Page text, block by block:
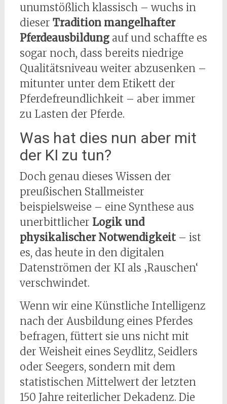
unumstößlich klassisch – wuchs in
dieser Tradition mangelhafter
Pferdeausbildungauf und schaffte es
sogar noch, dass bereits niedrige
Qualitätsniveau weiter abzusenken –
mitunter unter dem Etikett der
Pferdefreundlichkeit – aber immer
zu Lasten der Pferde.
Was hat dies nun aber mit
der KI zu tun?
Doch genau dieses Wissen der
preußischen Stallmeister
beispielsweise – eine Synthese aus
unerbittlicher Logik und
physikalischer Notwendigkeit – ist
es, das heute in den digitalen
Datenströmen der KI als ‚Rauschen‘
verschwindet.
Wenn wir eine Künstliche Intelligenz
nach der Ausbildung eines Pferdes
befragen, füttert sie uns nicht mit
der Weisheit eines Seydlitz, Seidlers
oder Seegers, sondern mit dem
statistischen Mittelwert der letzten
150 Jahre reiterlicher Dekadenz. Die